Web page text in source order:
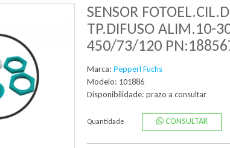
SENSOR
TP.DIFUSO ALIM.10-
450/73/120
Marca: Pepperl Fuchs
Modelo: 101886
Disponibilidade: prazo a consultar
Quantidade CONSULTAR